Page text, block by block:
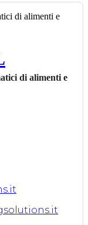
di alimenti e